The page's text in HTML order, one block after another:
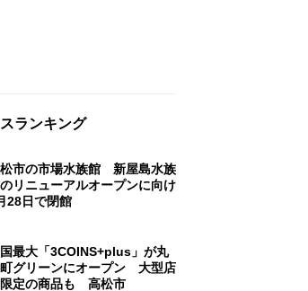
ランキング
市の市場水族館 新屋島水族
リニューアルオープンに向け
28日で閉館
国最大「3COINS+plus」が丸
グリーンにオープン 大型店
定の商品も 高松市